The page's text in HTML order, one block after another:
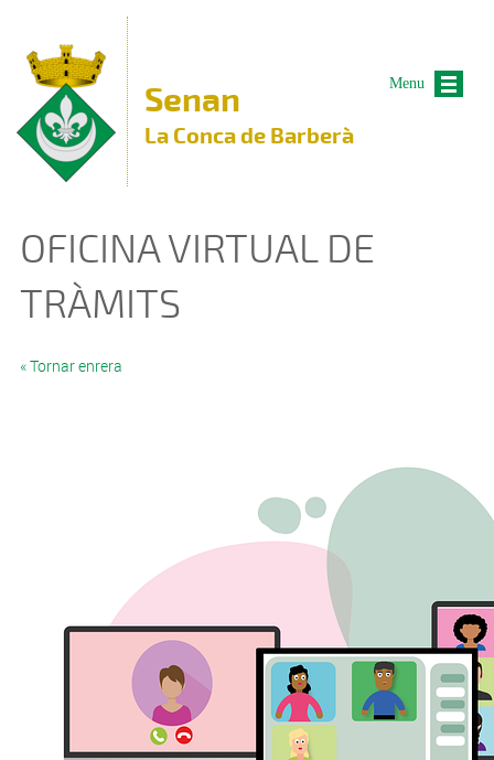
Senan
La Conca de Barberà
OFICINA VIRTUAL DE
TRÀMITS
« Tornar enrera
Menu